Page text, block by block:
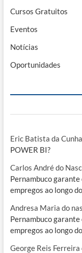
Cursos Gratuitos
Eventos
Notícias
Oportunidades
Eric Batista da Cunha
POWER BI?
Carlos André do
Pernambuco
empregos ao longo
Andresa Maria do
Pernambuco
empregos ao longo
George Reis Ferreira